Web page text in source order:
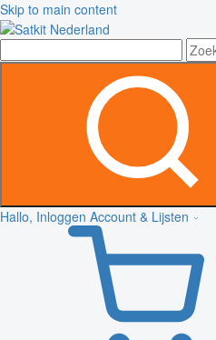
Skip to main content
Hallo, Inloggen Account & Lijsten